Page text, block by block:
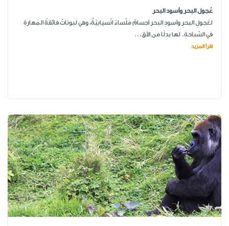
عُجول البحر وأسود البحر
لعُجولِ البحرِ وأسودِ البحرِ أجسامٌ مَلْساءُ انْسيابيّةٌ، وهي لَبوناتٌ فائقةُ المَهارةِ
في السِّباحةِ. لها بدلًا من الأق...
اقرأ المزيد